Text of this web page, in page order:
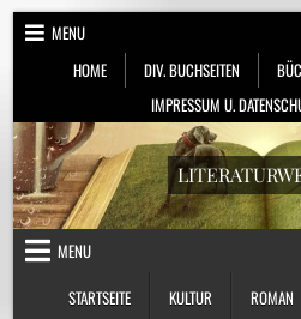
Skip
MENU
HOME
DIV. BUCHSEITEN
IMPRESSUM U.
MENU
STARTSEITE
KULTUR ROMAN